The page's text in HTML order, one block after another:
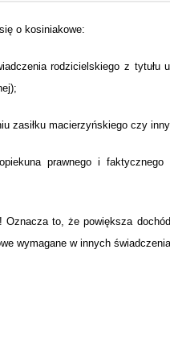
o kosiniakowe:
rodzicielskiego z
zasiłku macierzyńskiego czy
prawnego i
Oznacza to, że powiększa
wymagane w innych